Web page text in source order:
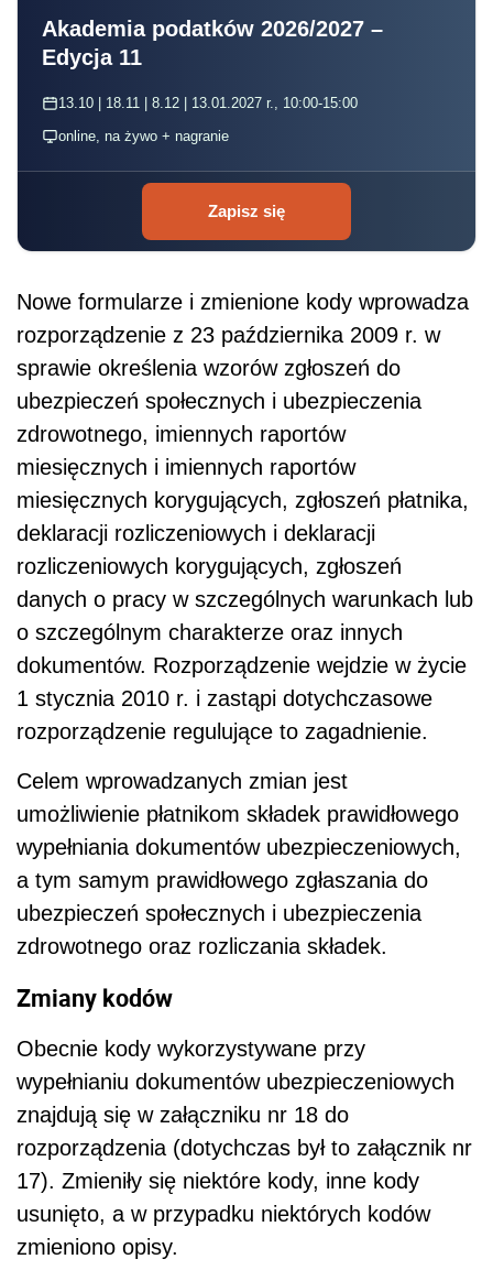
Akademia podatków 2026/2027 –
Edycja 11
13.10 | 18.11 | 8.12 | 13.01.2027 r., 10:00-15:00
online, na żywo + nagranie
Zapisz się
Nowe formularze i zmienione kody wprowadza
rozporządzenie z 23 października 2009 r. w
sprawie określenia wzorów zgłoszeń do
ubezpieczeń społecznych i ubezpieczenia
zdrowotnego, imiennych raportów
miesięcznych i imiennych raportów
miesięcznych korygujących, zgłoszeń płatnika,
deklaracji rozliczeniowych i deklaracji
rozliczeniowych korygujących, zgłoszeń
danych o pracy w szczególnych warunkach lub
o szczególnym charakterze oraz innych
dokumentów. Rozporządzenie wejdzie w życie
1 stycznia 2010 r. i zastąpi dotychczasowe
rozporządzenie regulujące to zagadnienie.
Celem wprowadzanych zmian jest
umożliwienie płatnikom składek prawidłowego
wypełniania dokumentów ubezpieczeniowych,
a tym samym prawidłowego zgłaszania do
ubezpieczeń społecznych i ubezpieczenia
zdrowotnego oraz rozliczania składek.
Zmiany kodów
Obecnie kody wykorzystywane przy
wypełnianiu dokumentów ubezpieczeniowych
znajdują się w załączniku nr 18 do
rozporządzenia (dotychczas był to załącznik nr
17). Zmieniły się niektóre kody, inne kody
usunięto, a w przypadku niektórych kodów
zmieniono opisy.